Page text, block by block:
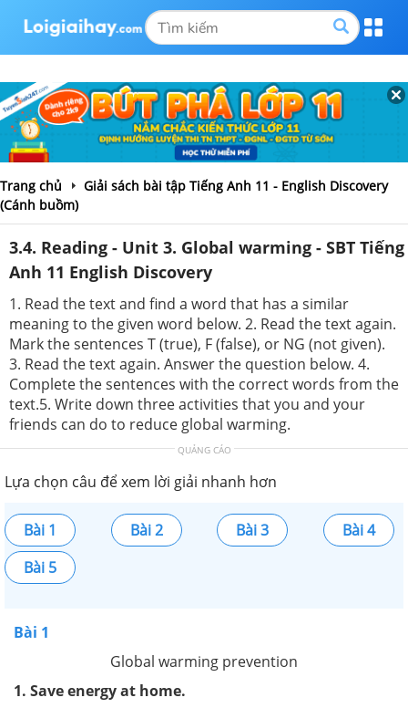
Trang chủ
Giải sách bài tập Tiếng Anh 11 - English Discovery
(Cánh buồm)
3.4. Reading - Unit 3. Global warming - SBT Tiếng
Anh 11 English Discovery
1. Read the text and find a word that has a similar
meaning to the given word below. 2. Read the text again.
Mark the sentences T (true), F (false), or NG (not given).
3. Read the text again. Answer the question below. 4.
Complete the sentences with the correct words from the
text.5. Write down three activities that you and your
friends can do to reduce global warming.
QUẢNG CÁO
Lựa chọn câu để xem lời giải nhanh hơn
Bài 1 Bài 2 Bài 3
Bài 4
Bài 5
Bài 1
Global warming prevention
1. Save energy at home.